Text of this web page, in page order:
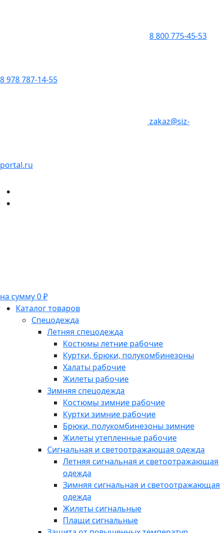
8 800 775-45-53
8 978 787-14-55
zakaz@siz-
portal.ru
на сумму 0 ₽
Каталог товаров
Спецодежда
Летняя спецодежда
Костюмы летние рабочие
Куртки, брюки, полукомбинезоны
Халаты рабочие
Жилеты рабочие
Зимняя спецодежда
Костюмы зимние рабочие
Куртки зимние рабочие
Брюки, полукомбинезоны зимние
Жилеты утепленные рабочие
Сигнальная и светоотражающая одежда
Летняя сигнальная и светоотражающая
одежда
Зимняя сигнальная и светоотражающая
одежда
Жилеты сигнальные
Плащи сигнальные